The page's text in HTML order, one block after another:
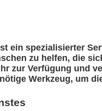
ein spezialisierter
zu helfen, die
zur Verfügung und
Werkzeug, um